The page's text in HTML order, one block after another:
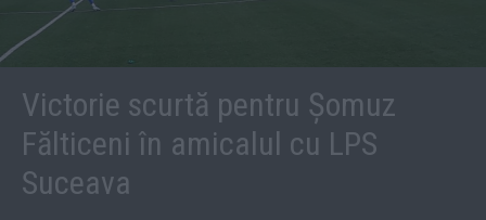
Victorie scurtă pentru Șomuz
Fălticeni în amicalul cu LPS
Suceava